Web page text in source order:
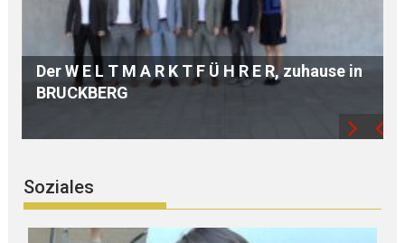
Hochwertige A U S B I L D U N G dank
modernster TECHNIK
Soziales